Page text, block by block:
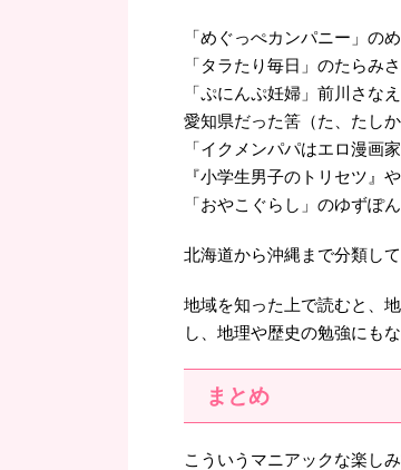
「めぐっぺカンパニー」の
「タラたり毎日」のたらみ
「ぷにんぷ妊婦」前川さな
愛知県だった筈（た、たし
「イクメンパパはエロ漫画
『小学生男子のトリセツ』
「おやこぐらし」のゆずぽ
北海道から沖縄まで分類して
地域を知った上で読むと、
し、地理や歴史の勉強にも
まとめ
こういうマニアックな楽し